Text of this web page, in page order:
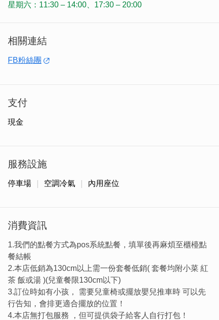
韓味達仁位於伯玉路旁，餐廳前面就有停車場，非常方便。
當道地，酸辣層次分明，讓人一試成主顧。韓味達仁不只餐
點口味道地，就連是筷子也是細長的韓式扁筷，韓味十足。
星期六：11:30 – 14:00、17:30 – 20:00
相關連結
FB粉絲團
支付
現金
服務設施
停車場 空調冷氣 內用座位
消費資訊
1.我們的點餐方式為pos系統點餐，填單後再麻煩至櫃檯點
餐結帳
2.本店低銷為130cm以上需一份套餐低銷( 套餐均附小菜 紅
茶 飯或湯 )(兒童餐限130cm以下)
3.訂位時如有小孩， 需要兒童椅或擺放嬰兒推車時 可以先
行告知，會排更適合擺放的位置！
4.本店無打包服務 ，但可提供袋子給客人自行打包！